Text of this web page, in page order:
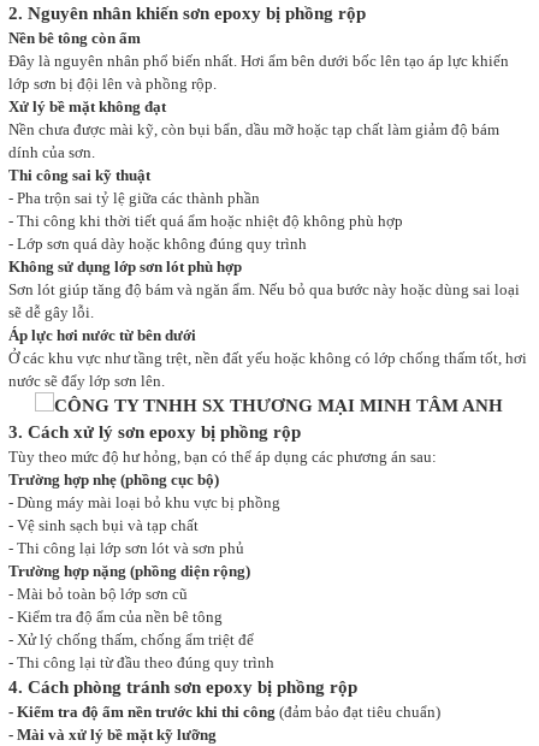
2. Nguyên nhân khiến sơn epoxy bị phồng rộp
Nền bê tông còn ẩm
Đây là nguyên nhân phổ biến nhất. Hơi ẩm bên dưới bốc lên tạo áp lực khiến
lớp sơn bị đội lên và phồng rộp.
Xử lý bề mặt không đạt
Nền chưa được mài kỹ, còn bụi bẩn, dầu mỡ hoặc tạp chất làm giảm độ bám
dính của sơn.
Thi công sai kỹ thuật
- Pha trộn sai tỷ lệ giữa các thành phần
- Thi công khi thời tiết quá ẩm hoặc nhiệt độ không phù hợp
- Lớp sơn quá dày hoặc không đúng quy trình
Không sử dụng lớp sơn lót phù hợp
Sơn lót giúp tăng độ bám và ngăn ẩm. Nếu bỏ qua bước này hoặc dùng sai loại
sẽ dễ gây lỗi.
Áp lực hơi nước từ bên dưới
Ở các khu vực như tầng trệt, nền đất yếu hoặc không có lớp chống thấm tốt, hơi
nước sẽ đẩy lớp sơn lên.
3. Cách xử lý sơn epoxy bị phồng rộp
Tùy theo mức độ hư hỏng, bạn có thể áp dụng các phương án sau:
Trường hợp nhẹ (phồng cục bộ)
- Dùng máy mài loại bỏ khu vực bị phồng
- Vệ sinh sạch bụi và tạp chất
- Thi công lại lớp sơn lót và sơn phủ
Trường hợp nặng (phồng diện rộng)
- Mài bỏ toàn bộ lớp sơn cũ
- Kiểm tra độ ẩm của nền bê tông
- Xử lý chống thấm, chống ẩm triệt để
- Thi công lại từ đầu theo đúng quy trình
4. Cách phòng tránh sơn epoxy bị phồng rộp
- Kiểm tra độ ẩm nền trước khi thi công (đảm bảo đạt tiêu chuẩn)
- Mài và xử lý bề mặt kỹ lưỡng